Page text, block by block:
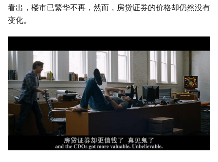
看出，楼市已繁华不再，然而，房贷证券的价格却仍然没有
变化。